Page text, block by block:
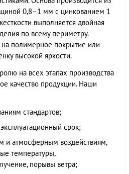
0,8–1 мм с цинкованием 1
выполняется двойная
по всему периметру.
полимерное покрытие или
высокой яркости.
на всех этапах производства
качество продукции. Наши
стандартов;
срок;
и атмосферным воздействиям,
температуры,
порывы ветра;